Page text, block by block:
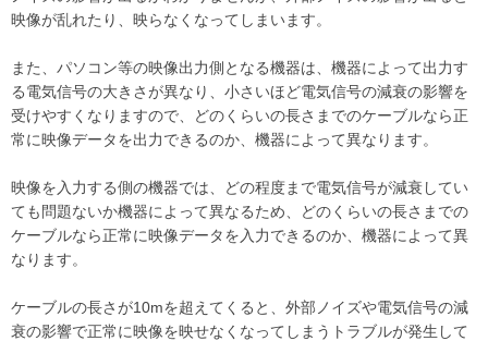
映像が乱れたり、映らなくなってしまいます。
また、パソコン等の映像出力側となる機器は、機器によって出力す
る電気信号の大きさが異なり、小さいほど電気信号の減衰の影響を
受けやすくなりますので、どのくらいの長さまでのケーブルなら正
常に映像データを出力できるのか、機器によって異なります。
映像を入力する側の機器では、どの程度まで電気信号が減衰してい
ても問題ないか機器によって異なるため、どのくらいの長さまでの
ケーブルなら正常に映像データを入力できるのか、機器によって異
なります。
ケーブルの長さが10mを超えてくると、外部ノイズや電気信号の減
衰の影響で正常に映像を映せなくなってしまうトラブルが発生して